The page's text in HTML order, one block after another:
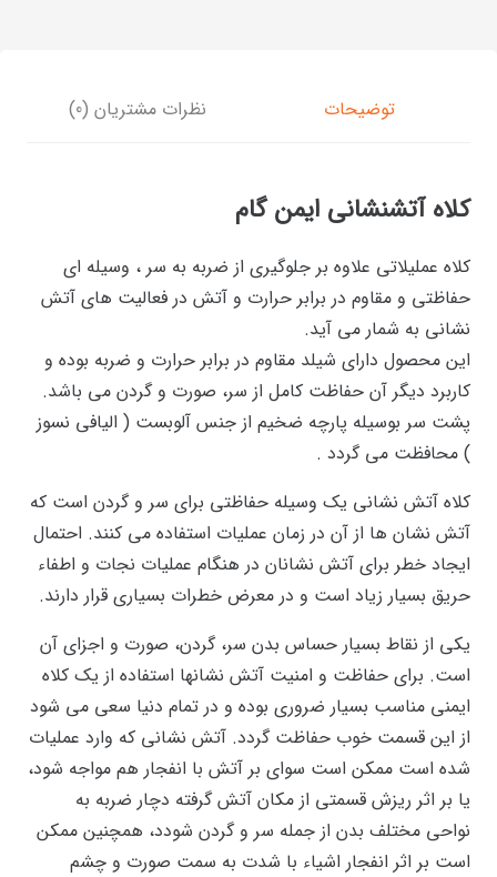
توضیحات نظرات مشتریان (0)
کلاه آتشنشانی ایمن گام
کلاه عملیلاتی علاوه بر جلوگیری از ضربه به سر ، وسیله ای
حفاظتی و مقاوم در برابر حرارت و آتش در فعالیت های آتش
نشانی به شمار می آید.
این محصول دارای شیلد مقاوم در برابر حرارت و ضربه بوده و
کاربرد دیگر آن حفاظت کامل از سر، صورت و گردن می باشد.
پشت سر بوسیله پارچه ضخیم از جنس آلوبست ( الیافی نسوز
) محافظت می گردد .
کلاه آتش نشانی یک وسیله حفاظتی برای سر و گردن است که
آتش نشان ها از آن در زمان عملیات استفاده می کنند. احتمال
ایجاد خطر برای آتش نشانان در هنگام عملیات نجات و اطفاء
حریق بسیار زیاد است و در معرض خطرات بسیاری قرار دارند.
یکی از نقاط بسیار حساس بدن سر، گردن، صورت و اجزای آن
است. برای حفاظت و امنیت آتش نشانها استفاده از یک کلاه
ایمنی مناسب بسیار ضروری بوده و در تمام دنیا سعی می شود
از این قسمت خوب حفاظت گردد. آتش نشانی که وارد عملیات
شده است ممکن است سوای بر آتش با انفجار هم مواجه شود،
یا بر اثر ریزش قسمتی از مکان آتش گرفته دچار ضربه به
نواحی مختلف بدن از جمله سر و گردن شودد، همچنین ممکن
است بر اثر انفجار اشیاء با شدت به سمت صورت و چشم